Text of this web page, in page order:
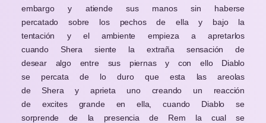
embargo y atiende sus manos sin haberse
percatado sobre los pechos de ella y bajo la
tentación y el ambiente empieza a apretarlos
cuando Shera siente la extraña sensación de
desear algo entre sus piernas y con ello Diablo
se percata de lo duro que esta las areolas
de Shera y aprieta uno creando un reacción
de excites grande en ella, cuando Diablo se
sorprende de la presencia de Rem la cual se